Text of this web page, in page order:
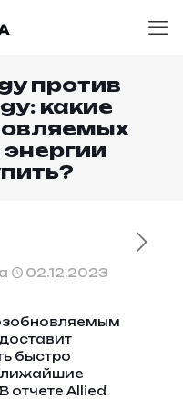
против
какие
02.12.2023
быстро
отчете Allied